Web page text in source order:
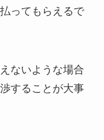
ってもらえるで
ないような場合
することが大事